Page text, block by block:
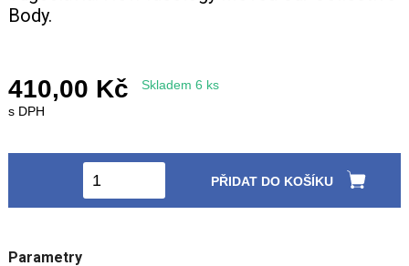
Body.
410,00 Kč
Skladem 6 ks
s DPH
PŘIDAT DO KOŠÍKU
Parametry